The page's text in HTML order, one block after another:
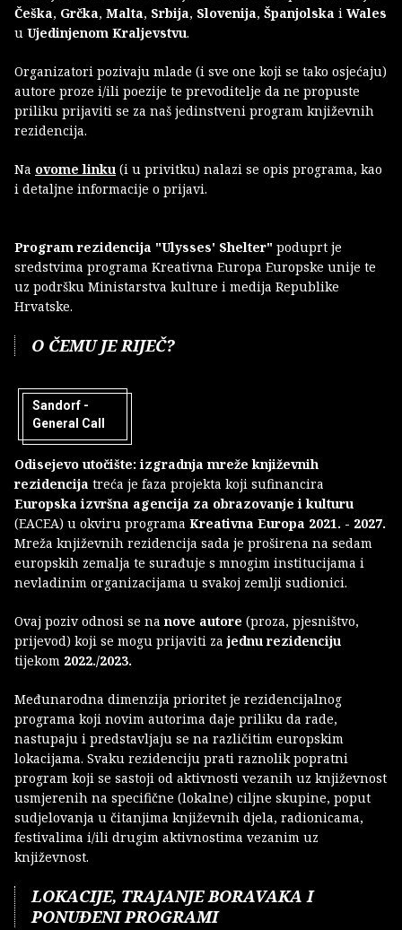
Češka, Grčka, Malta, Srbija, Slovenija, Španjolska i Wales
u Ujedinjenom Kraljevstvu.
Organizatori pozivaju mlade (i sve one koji se tako osjećaju)
autore proze i/ili poezije te prevoditelje da ne propuste
priliku prijaviti se za naš jedinstveni program književnih
rezidencija.
Na ovome linku (i u privitku) nalazi se opis programa, kao
i detaljne informacije o prijavi.
Program rezidencija "Ulysses' Shelter" poduprt je
sredstvima programa Kreativna Europa Europske unije te
uz podršku Ministarstva kulture i medija Republike
Hrvatske.
O ČEMU JE RIJEČ?
Sandorf -
General Call
Odisejevo utočište: izgradnja mreže književnih
rezidencija treća je faza projekta koji sufinancira
Europska izvršna agencija za obrazovanje i kulturu
(EACEA) u okviru programa Kreativna Europa 2021. - 2027.
Mreža književnih rezidencija sada je proširena na sedam
europskih zemalja te surađuje s mnogim institucijama i
nevladinim organizacijama u svakoj zemlji sudionici.
Ovaj poziv odnosi se nanove autore (proza, pjesništvo,
prijevod) koji se mogu prijaviti zajednu rezidenciju
tijekom 2022./2023.
Međunarodna dimenzija prioritet je rezidencijalnog
programa koji novim autorima daje priliku da rade,
nastupaju i predstavljaju se na različitim europskim
lokacijama. Svaku rezidenciju prati raznolik popratni
program koji se sastoji od aktivnosti vezanih uz književnost
usmjerenih na specifične (lokalne) ciljne skupine, poput
sudjelovanja u čitanjima književnih djela, radionicama,
festivalima i/ili drugim aktivnostima vezanim uz
književnost.
LOKACIJE, TRAJANJE BORAVAKA I
PONUĐENI PROGRAMI